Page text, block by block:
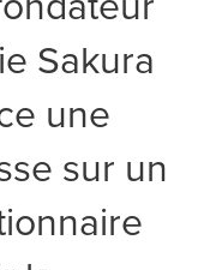
Sakura
une
sur un